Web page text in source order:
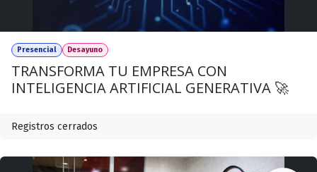
Presencial Desayuno
TRANSFORMA TU EMPRESA CON
INTELIGENCIA ARTIFICIAL GENERATIVA 🚀
Registros cerrados